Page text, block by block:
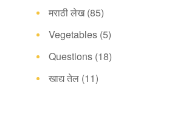
मराठी लेख (85)
Vegetables (5)
Questions (18)
खाद्य तेल (11)